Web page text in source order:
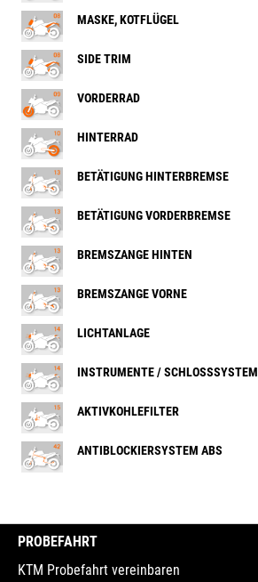
MASKE, KOTFLÜGEL
SIDE TRIM
VORDERRAD
HINTERRAD
BETÄTIGUNG HINTERBREMSE
BETÄTIGUNG VORDERBREMSE
BREMSZANGE HINTEN
BREMSZANGE VORNE
LICHTANLAGE
INSTRUMENTE / SCHLOSSSYSTEM
AKTIVKOHLEFILTER
ANTIBLOCKIERSYSTEM ABS
PROBEFAHRT
KTM Probefahrt vereinbaren